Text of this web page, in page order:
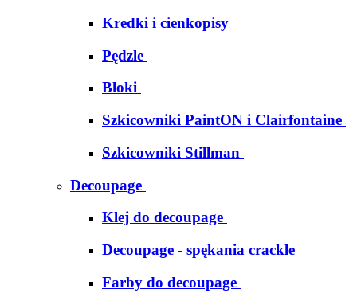
Kredki i cienkopisy
Pędzle
Bloki
Szkicowniki PaintON i Clairfontaine
Szkicowniki Stillman
Decoupage
Klej do decoupage
Decoupage - spękania crackle
Farby do decoupage